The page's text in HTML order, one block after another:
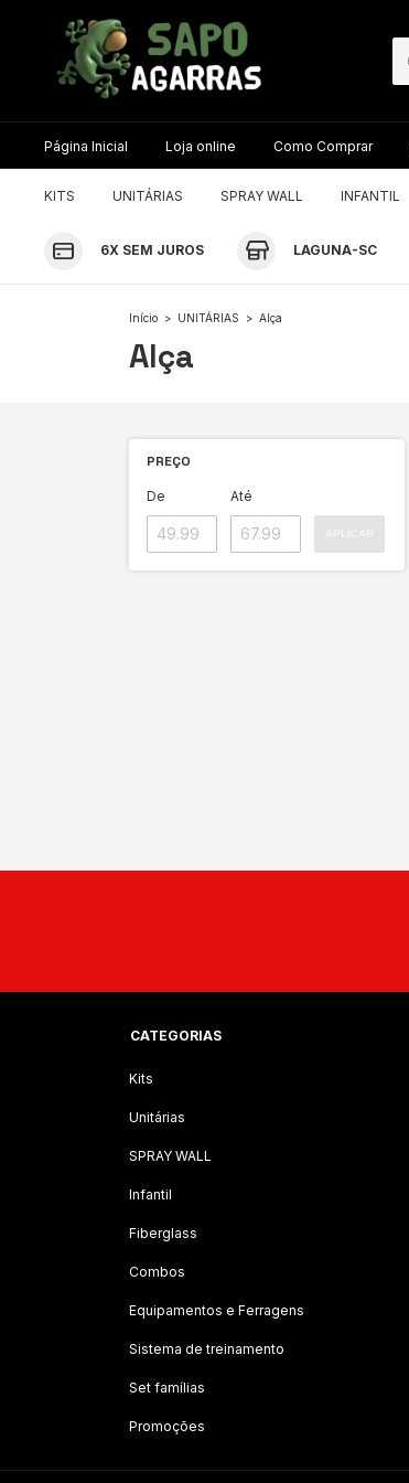
Página Inicial Loja online Como Comprar
KITS UNITÁRIAS SPRAY WALL INFANTIL
6X SEM JUROS LAGUNA-SC
Início > UNITÁRIAS > Alça
Alça
PREÇO
De Até
CATEGORIAS
Kits
Unitárias
SPRAY WALL
Infantil
Fiberglass
Combos
Equipamentos e Ferragens
Sistema de treinamento
Set famílias
Promoções